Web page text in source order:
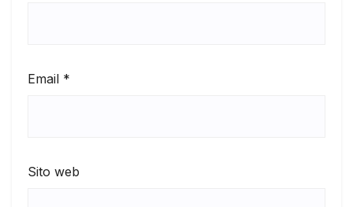
Email *
Sito web